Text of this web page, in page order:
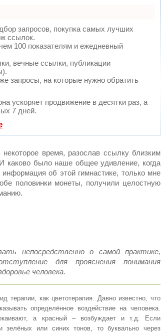
запросов, покупка самых лучших
ссылок.
100 показателям и ежедневный
вечные ссылки, публикации
запросы, на которые нужно обратить
ускоряет продвижение в десятки раз, а
7 дней.
время, разослав ссылку близким
каково было наше общее удивление, когда
об этой гимнастике, только мне
половинки монеты, получили целостную
непосредственно о самой практике,
для прояснения понимания
человека.
терапии, как цветотерапия. Давно известно, что
определённое воздействие на человека.
а красный – возбуждает и т.д. Если
зелёных или синих тонов, то буквально через